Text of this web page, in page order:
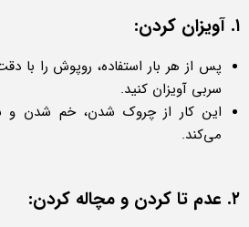
۱. آویزان کردن:
پس از هر بار استفاده، روپوش را
سربی آویزان کنید.
این کار از چروک شدن، خم شدن و
می‌کند.
۲. عدم تا کردن و مچاله کردن: